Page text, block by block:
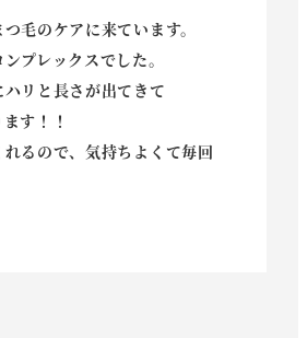
毛のケアに来ています。
プレックスでした。
リと長さが出てきて
す！！
るので、気持ちよくて毎回